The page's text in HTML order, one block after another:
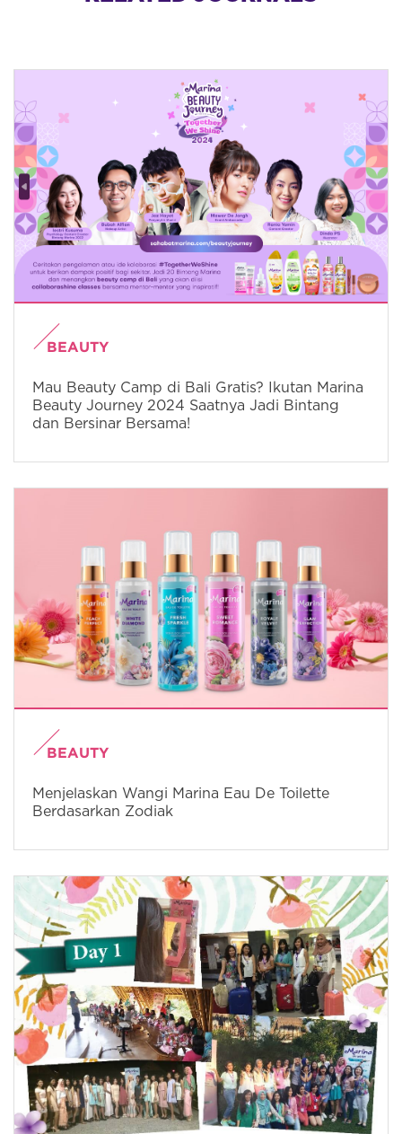
BEAUTY
Mau Beauty Camp di Bali Gratis? Ikutan Marina
Beauty Journey 2024 Saatnya Jadi Bintang
dan Bersinar Bersama!
BEAUTY
Menjelaskan Wangi Marina Eau De Toilette
Berdasarkan Zodiak